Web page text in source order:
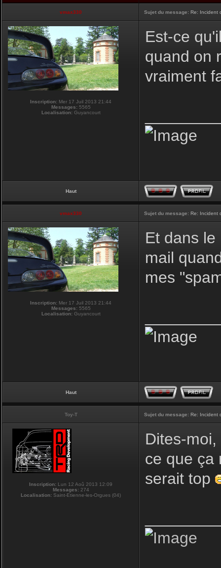
vmax330 Sujet du message: Re: Incident
Inscription: Mer 17 Juil 2013 21:44
Messages:5565
Localisation:Guyancourt
Est-ce
quand on
vraiment
Haut
vmax330 Sujet du message: Re: Incident
Inscription: Mer 17 Juil 2013 21:44
Messages:5565
Localisation:Guyancourt
Et dans
mail
mes
Haut
Toy-T Sujet du message: Re: Incident
Inscription: Lun 12 Aoû 2013 12:09
Messages:274
Localisation: Saint-Etienne-les-Orgues (04)
Dites-
ce que ça
serait top